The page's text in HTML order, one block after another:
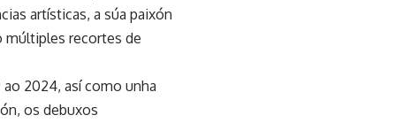
artísticas, a súa paixón
múltiples recortes de
2024, así como unha
os debuxos